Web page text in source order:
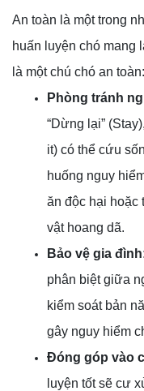
An toàn là một trong
huấn luyện chó mang
là một chú chó an toàn:
Phòng tránh
“Dừng lại”
it) có thể cứu
huống nguy
ăn độc hại hoặc
vật hoang dã.
Bảo vệ gia
phân biệt giữa
kiểm soát bản
gây nguy hiểm
Đóng góp vào
luyện tốt sẽ cư